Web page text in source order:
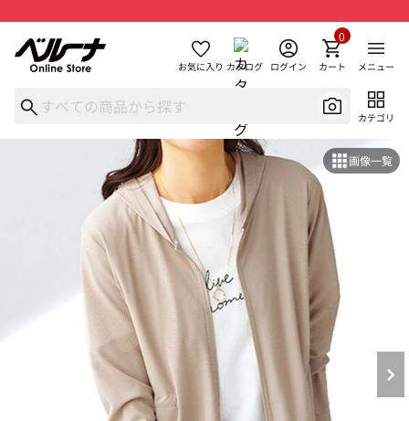
お気に入り カタログ ログイン カート
0
メニュー
カテゴリ
画像一覧